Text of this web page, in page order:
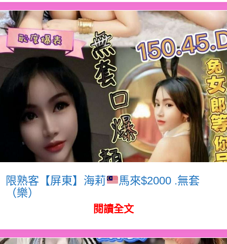
限熟客【屏東】海莉
馬來$2000 .無套
（樂）
閱讀全文